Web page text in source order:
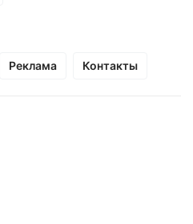
Реклама Контакты